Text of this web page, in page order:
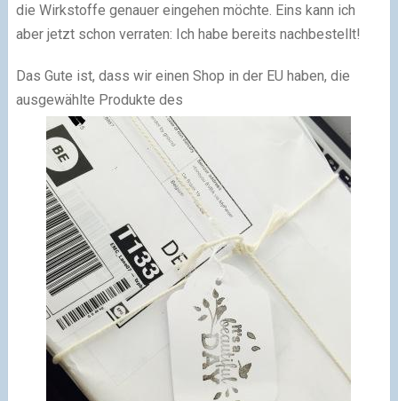
die Wirkstoffe genauer eingehen möchte. Eins kann ich
aber jetzt schon verraten: Ich habe bereits nachbestellt!
Das Gute ist, dass wir einen Shop in der EU haben, die
ausgewählte Produkte des